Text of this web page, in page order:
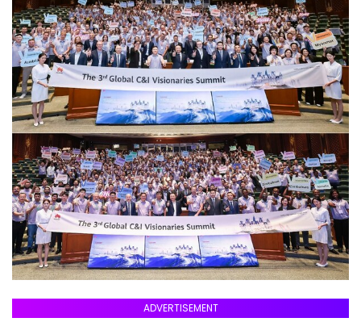
ADVERTISEMENT